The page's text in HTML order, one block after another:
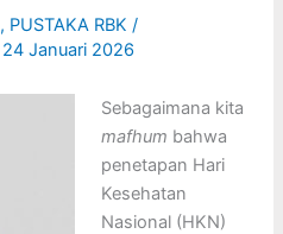
, PUSTAKA RBK /
24 Januari 2026
Sebagaimana kita
mafhum bahwa
penetapan Hari
Kesehatan
Nasional (HKN)